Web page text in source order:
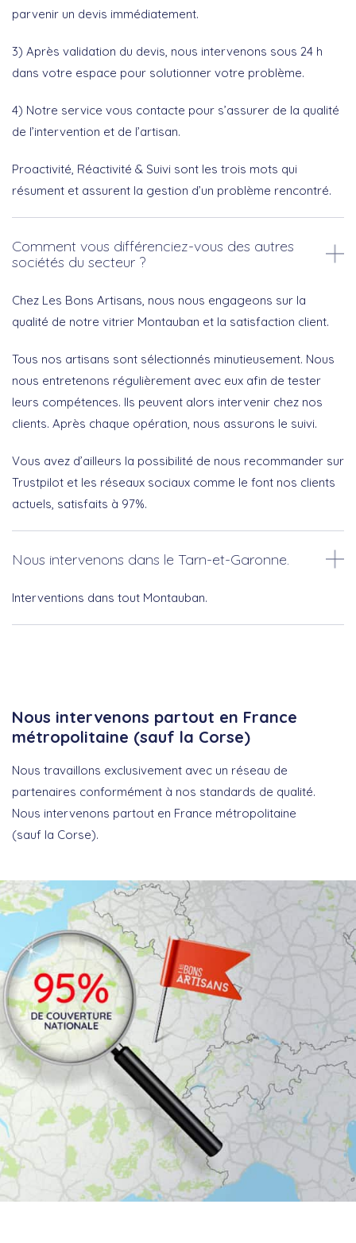
parvenir un devis immédiatement.
3) Après validation du devis, nous intervenons sous 24 h
dans votre espace pour solutionner votre problème.
4) Notre service vous contacte pour s’assurer de la qualité
de l’intervention et de l’artisan.
Proactivité, Réactivité & Suivi sont les trois mots qui
résument et assurent la gestion d’un problème rencontré.
Comment vous différenciez-vous des autres
sociétés du secteur ?
Chez Les Bons Artisans, nous nous engageons sur la
qualité de notre vitrier Montauban et la satisfaction client.
Tous nos artisans sont sélectionnés minutieusement. Nous
nous entretenons régulièrement avec eux afin de tester
leurs compétences. Ils peuvent alors intervenir chez nos
clients. Après chaque opération, nous assurons le suivi.
Vous avez d’ailleurs la possibilité de nous recommander sur
Trustpilot et les réseaux sociaux comme le font nos clients
actuels, satisfaits à 97%.
Nous intervenons dans le Tarn-et-Garonne.
Interventions dans tout Montauban.
Nous intervenons partout en France
métropolitaine (sauf la Corse)
Nous travaillons exclusivement avec un réseau de
partenaires conformément à nos standards de qualité.
Nous intervenons partout en France métropolitaine
(sauf la Corse).